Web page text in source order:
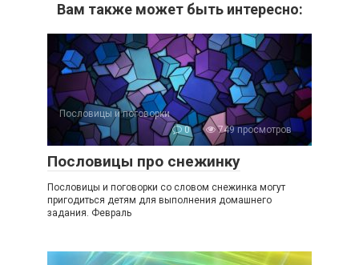
Вам также может быть интересно:
Пословицы и поговорки
0
749 просмотров
Пословицы про снежинку
Пословицы и поговорки со словом снежинка могут
пригодиться детям для выполнения домашнего
задания. Февраль